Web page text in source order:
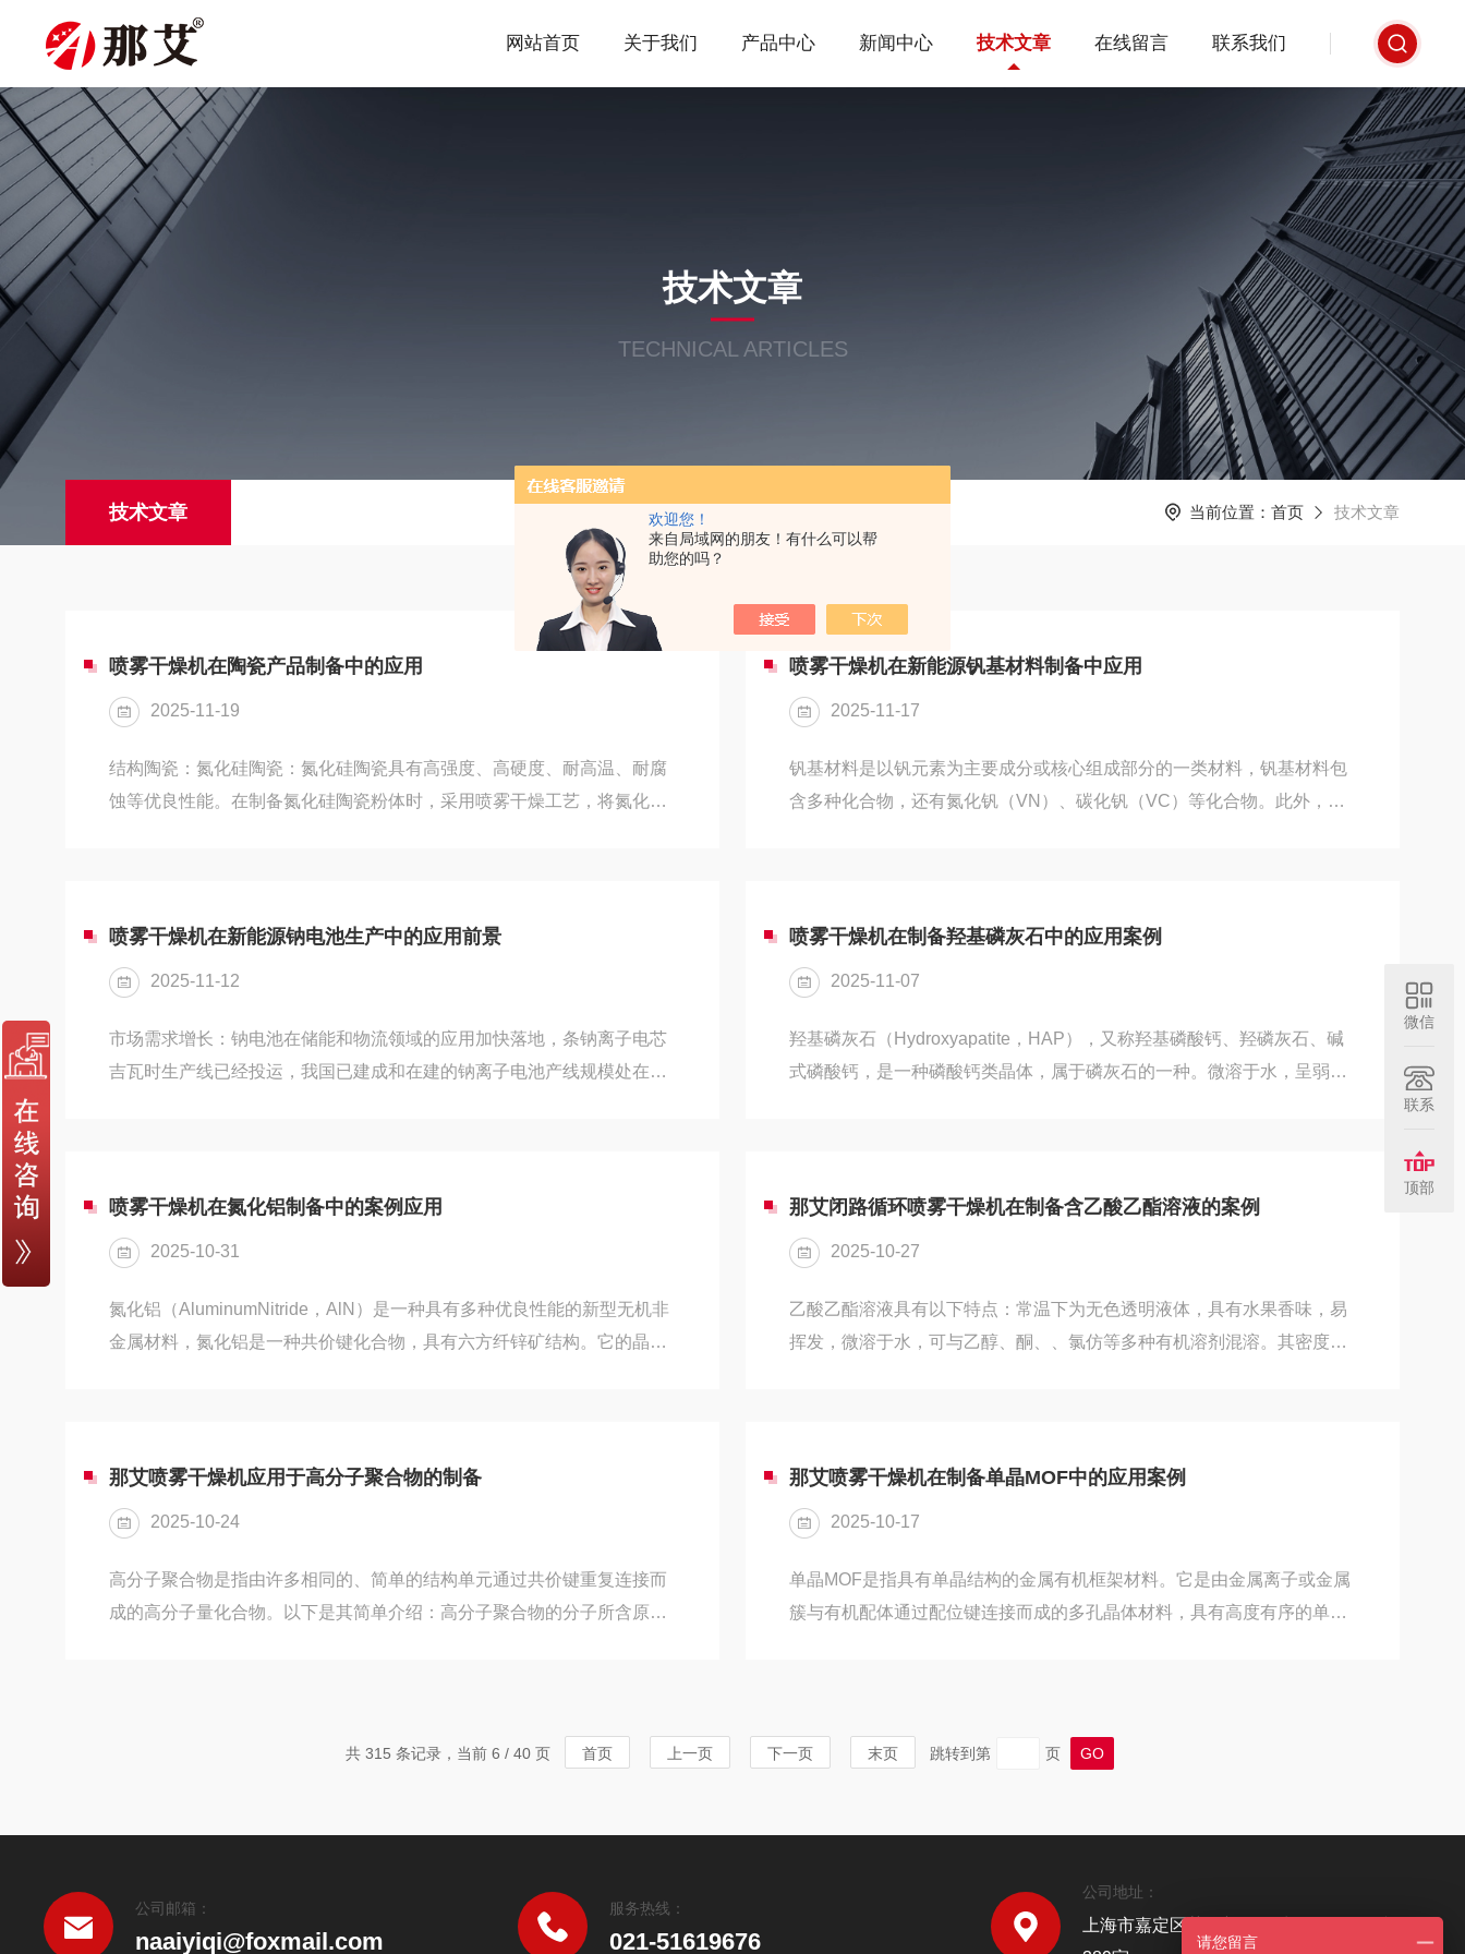
欢迎您！
来自局域网的朋友！有什么可以帮
助您的吗？
网站首页 关于我们 产品中心 新闻中心 技术文章 在线留言 联系我们
技术文章
TECHNICAL ARTICLES
技术文章 当前位置： 首页 技术文章
喷雾干燥机在陶瓷产品制备中的应用
2025-11-19
结构陶瓷：氮化硅陶瓷：氮化硅陶瓷具有高强度、高硬度、耐高温、耐腐
蚀等优良性能。在制备氮化硅陶瓷粉体时，采用喷雾干燥工艺，将氮化硅
高纯氧化铝陶瓷，通过喷雾干燥工艺可精准控制其粒度分布和颗粒形貌，
满足锂电池隔膜等生产工艺对氧化铝粉体的高性能要求，如提高隔膜的孔
隙率、透气性和吸液率等。多孔氧化...
喷雾干燥机在新能源钒基材料制备中应用
2025-11-17
钒基材料是以钒元素为主要成分或核心组成部分的一类材料，钒基材料包
含多种化合物，还有氮化钒（VN）、碳化钒（VC）等化合物。此外，还
钒基材料在不同的化学反应和应用场景中能够表现出丰富的氧化还原行
为，可作为催化剂或参与电化学反应等。良好的机械性能：一些钒基合金
具有高强度、高硬度、良好的韧...
喷雾干燥机在新能源钠电池生产中的应用前景
2025-11-12
市场需求增长：钠电池在储能和物流领域的应用加快落地，条钠离子电芯
吉瓦时生产线已经投运，我国已建成和在建的钠离子电池产线规模处在快
电池产业的不断发展，其市场前景广阔。提升电池性能：喷雾干燥机能够
将钠离子电池材料的浆料均匀地雾化成微小的雾滴，使溶剂迅速蒸发，从
而获得粒度均匀、流动性好、纯度高...
喷雾干燥机在制备羟基磷灰石中的应用案例
2025-11-07
羟基磷灰石（Hydroxyapatite，HAP），又称羟基磷酸钙、羟磷灰石、碱
式磷酸钙，是一种磷酸钙类晶体，属于磷灰石的一种。微溶于水，呈弱碱
等。人工合成羟基磷灰石是一种耐高温、耐碱和水不溶性的多用途无机材
料。羟基磷灰石一般应用在以下行业：医疗卫生行业：早期主要用于骨科
和口腔科治疗，...
喷雾干燥机在氮化铝制备中的案例应用
2025-10-31
氮化铝（AluminumNitride，AlN）是一种具有多种优良性能的新型无机非
金属材料，氮化铝是一种共价键化合物，具有六方纤锌矿结构。它的晶体
率，其热导率可与一些金属相媲美，能够有效地散热；化学稳定性强，在
高温、潮湿以及腐蚀性环境中表现出良好的耐受性；绝缘性能优异，可
作...
那艾闭路循环喷雾干燥机在制备含乙酸乙酯溶液的案例
2025-10-27
乙酸乙酯溶液具有以下特点：常温下为无色透明液体，具有水果香味，易
挥发，微溶于水，可与乙醇、酮、、氯仿等多种有机溶剂混溶。其密度比
蒸气与空气可形成爆炸性混合物，爆炸极限为2.2%-11.4%（vol）。以下
是几个那艾闭路喷雾干燥机应用于制备样品中包含干燥乙酸乙酯溶液...
那艾喷雾干燥机应用于高分子聚合物的制备
2025-10-24
高分子聚合物是指由许多相同的、简单的结构单元通过共价键重复连接而
成的高分子量化合物。以下是其简单介绍：高分子聚合物的分子所含原子
组成的化合物称为单体，是合成聚合物的原料。按分子主链的元素结构，
那艾喷雾干燥机在制备单晶MOF中的应用案例
2025-10-17
单晶MOF是指具有单晶结构的金属有机框架材料。它是由金属离子或金属
簇与有机配体通过配位键连接而成的多孔晶体材料，具有高度有序的单一
气、氧气、乙烯、乙烷等气体的分离和纯化，在清洁能源利用、温室气体
减排及工业气体分离方面作用重大。催化行业：金属中心和有机配体提供
共 315 条记录，当前 6 / 40 页 首页 上一页 下一页 末页 跳转到第 页
公司邮箱：
naaiyiqi@foxmail.com
服务热线：
021-51619676
公司地址：
上海市嘉定区菊园新区环城路2222号1幢J7
微信
联系
顶部
请您留言